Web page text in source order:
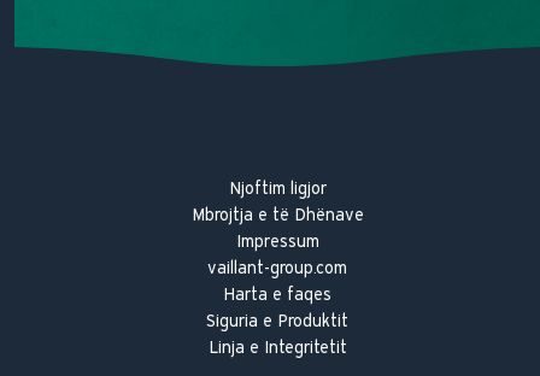
Njoftim ligjor
Mbrojtja e të Dhënave
Impressum
vaillant-group.com
Harta e faqes
Siguria e Produktit
Linja e Integritetit